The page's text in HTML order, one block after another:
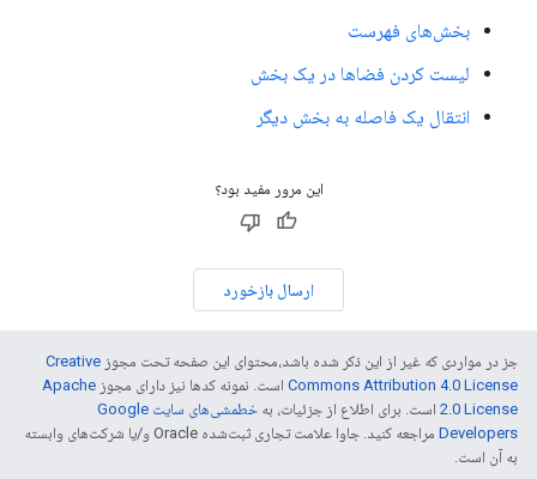
بخش‌های فهرست
لیست کردن فضاها در یک بخش
انتقال یک فاصله به بخش دیگر
این مرور مفید بود؟
ارسال بازخورد
جز در مواردی که غیر از این ذکر شده باشد،‌محتوای این صفحه تحت مجوز Creative
Commons Attribution 4.0 License است. نمونه کدها نیز دارای مجوز Apache
2.0 License است. برای اطلاع از جزئیات، به
خطمشی‌های سایت Google
Developers‏
مراجعه کنید. جاوا علامت تجاری ثبت‌شده Oracle و/یا شرکت‌های وابسته
به آن است.